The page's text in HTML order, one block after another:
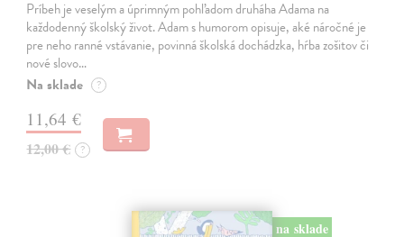
Príbeh je veselým a úprimným pohľadom druháha Adama na
každodenný školský život. Adam s humorom opisuje, aké náročné je
pre neho ranné vstávanie, povinná školská dochádzka, hŕba zošitov či
nové slovo…
Na sklade ?
11,64 €
12,00 € ?
na sklade